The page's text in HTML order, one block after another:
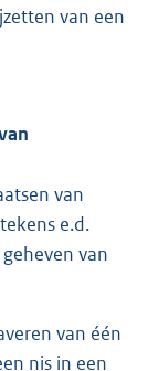
van een
van
e.d.
van
van één
nis in een